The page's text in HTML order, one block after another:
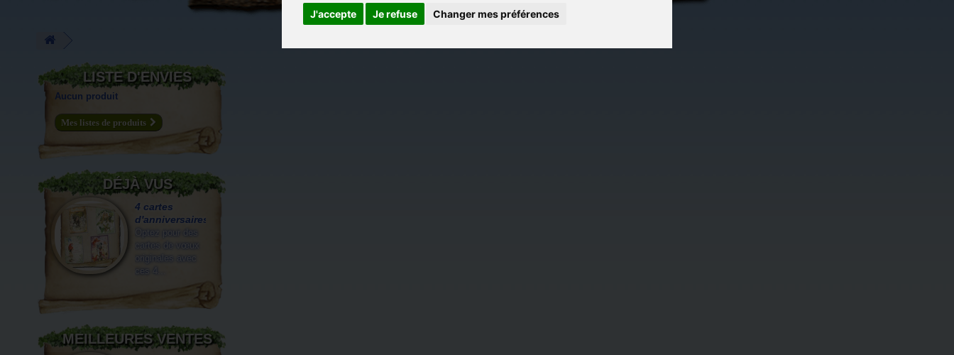
J'accepte Je refuse Changer mes préférences
LISTE D'ENVIES
Aucun produit
Mes listes de produits
DÉJÀ VUS
4 cartes
d'anniversaires...
Optez pour des
cartes de vœux
originales avec
ces 4...
MEILLEURES VENTES